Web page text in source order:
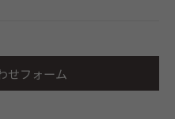
せフォーム